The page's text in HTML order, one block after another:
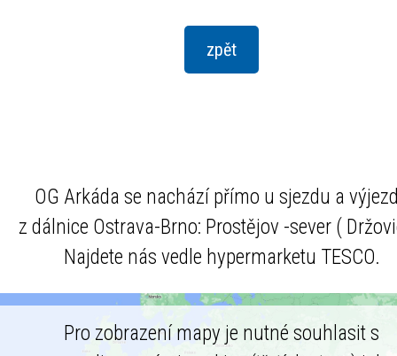
OG Arkáda se nachází přímo u sjezdu a
z dálnice Ostrava-Brno: Prostějov -sever (
Najdete nás vedle hypermarketu TESCO.
Pro zobrazení mapy je nutné souhlasit s